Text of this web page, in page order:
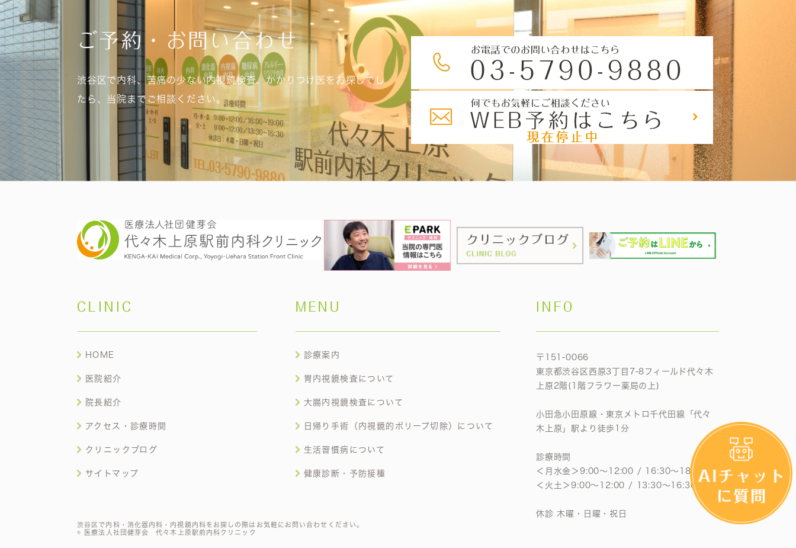
ご予約・お問い合わせ
渋谷区で内科、苦痛の少ない内視鏡検査、かかりつけ医をお探しでし
たら、当院までご相談ください。
CLINIC
HOME
医院紹介
院長紹介
アクセス・診療時間
クリニックブログ
サイトマップ
MENU
診療案内
胃内視鏡検査について
大腸内視鏡検査について
日帰り手術（内視鏡的ポリープ切除）について
生活習慣病について
健康診断・予防接種
INFO
〒151-0066
東京都渋谷区西原3丁目7-8フィールド代々木
上原2階(1階フラワー薬局の上)
小田急小田原線・東京メトロ千代田線「代々
木上原」駅より徒歩1分
診療時間
＜月水金＞9:00〜12:00 / 16:30〜18:30
＜火土＞9:00〜12:00 / 13:30〜16:30
休診 木曜・日曜・祝日
渋谷区で内科・消化器内科・内視鏡内科をお探しの際はお気軽にお問い合わせください。
© 医療法人社団健芽会 代々木上原駅前内科クリニック